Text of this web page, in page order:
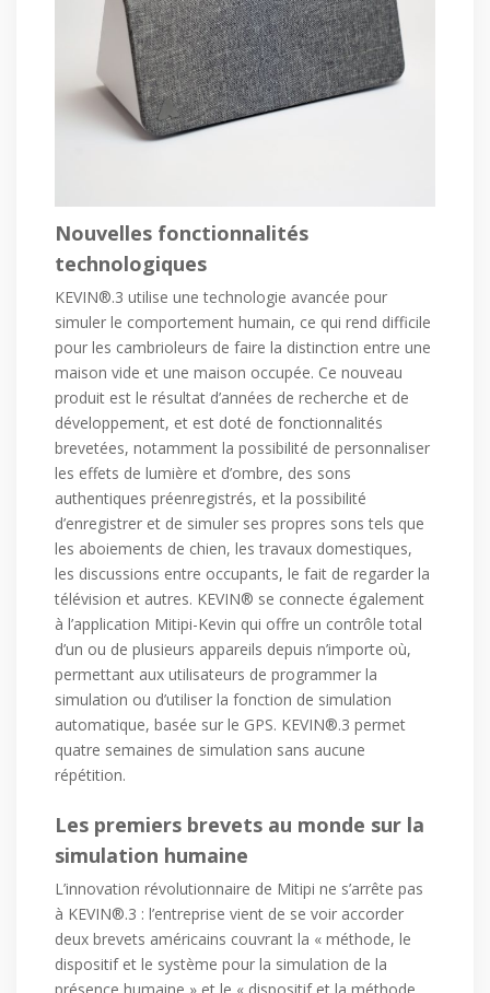
Nouvelles fonctionnalités
technologiques
KEVIN®.3 utilise une technologie avancée pour
simuler le comportement humain, ce qui rend difficile
pour les cambrioleurs de faire la distinction entre une
maison vide et une maison occupée. Ce nouveau
produit est le résultat d’années de recherche et de
développement, et est doté de fonctionnalités
brevetées, notamment la possibilité de personnaliser
les effets de lumière et d’ombre, des sons
authentiques préenregistrés, et la possibilité
d’enregistrer et de simuler ses propres sons tels que
les aboiements de chien, les travaux domestiques,
les discussions entre occupants, le fait de regarder la
télévision et autres. KEVIN® se connecte également
à l’application Mitipi-Kevin qui offre un contrôle total
d’un ou de plusieurs appareils depuis n’importe où,
permettant aux utilisateurs de programmer la
simulation ou d’utiliser la fonction de simulation
automatique, basée sur le GPS. KEVIN®.3 permet
quatre semaines de simulation sans aucune
répétition.
Les premiers brevets au monde sur la
simulation humaine
L’innovation révolutionnaire de Mitipi ne s’arrête pas
à KEVIN®.3 : l’entreprise vient de se voir accorder
deux brevets américains couvrant la « méthode, le
dispositif et le système pour la simulation de la
présence humaine » et le « dispositif et la méthode